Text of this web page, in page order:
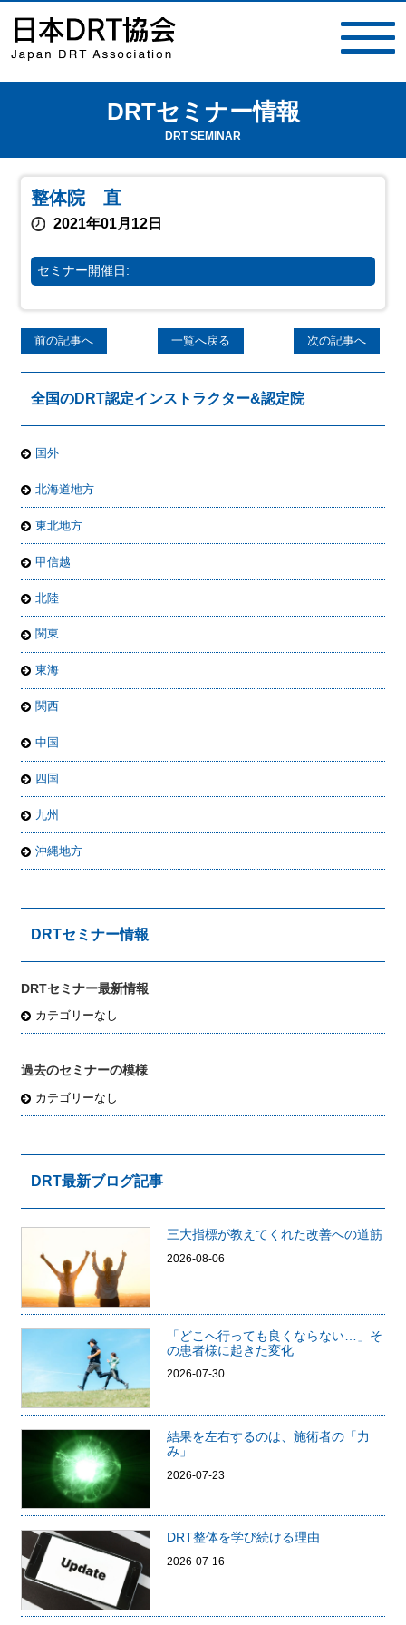
DRTセミナー情報
DRT SEMINAR
整体院 直
2021年01月12日
セミナー開催日:
前の記事へ 一覧へ戻る 次の記事へ
全国のDRT認定インストラクター&認定院
国外
北海道地方
東北地方
甲信越
北陸
関東
東海
関西
中国
四国
九州
沖縄地方
DRTセミナー情報
DRTセミナー最新情報
カテゴリーなし
過去のセミナーの模様
カテゴリーなし
DRT最新ブログ記事
三大指標が教えてくれた改善への道筋
2026-08-06
「どこへ行っても良くならない…」そ
の患者様に起きた変化
2026-07-30
結果を左右するのは、施術者の「力
み」
2026-07-23
DRT整体を学び続ける理由
2026-07-16